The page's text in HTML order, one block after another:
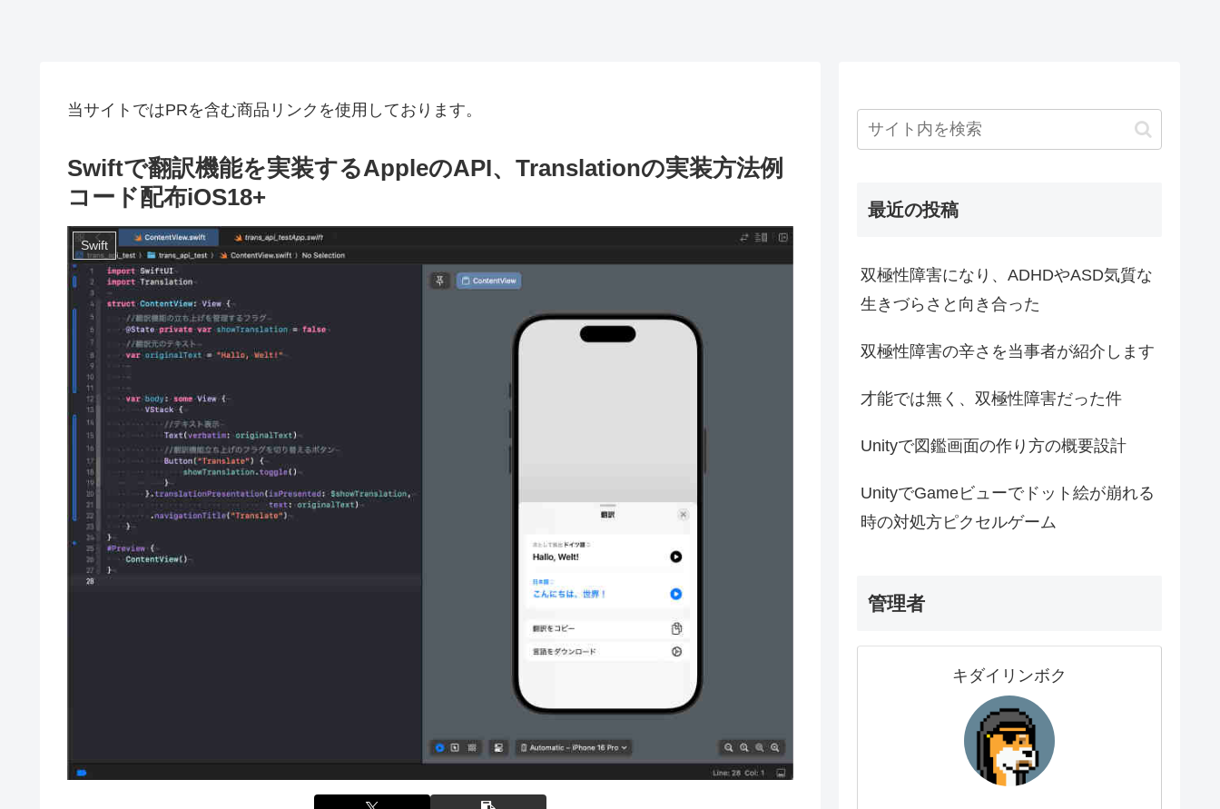
当サイトではPRを含む商品リンクを使用しております。
Swiftで翻訳機能を実装するAppleのAPI、Translationの実装方法例
コード配布iOS18+
Swift
最近の投稿
双極性障害になり、ADHDやASD気質な
生きづらさと向き合った
双極性障害の辛さを当事者が紹介します
才能では無く、双極性障害だった件
Unityで図鑑画面の作り方の概要設計
UnityでGameビューでドット絵が崩れる
時の対処方ピクセルゲーム
管理者
キダイリンボク